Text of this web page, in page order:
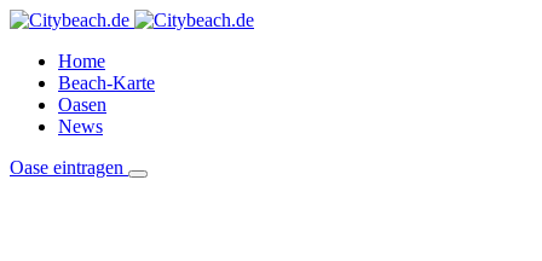
Home
Beach-Karte
Oasen
News
Oase eintragen